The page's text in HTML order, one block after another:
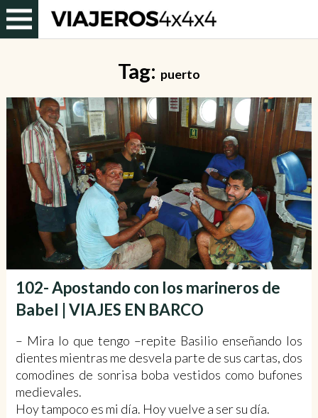
Tag: puerto
102- Apostando con los marineros de
Babel | VIAJES EN BARCO
– Mira lo que tengo –repite Basilio enseñando los
dientes mientras me desvela parte de sus cartas, dos
comodines de sonrisa boba vestidos como bufones
medievales.
Hoy tampoco es mi día. Hoy vuelve a ser su día.